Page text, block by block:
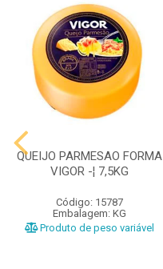
QUEIJO PARMESAO FORMA
VIGOR -¦ 7,5KG
Código: 15787
Embalagem: KG
Produto de peso variável